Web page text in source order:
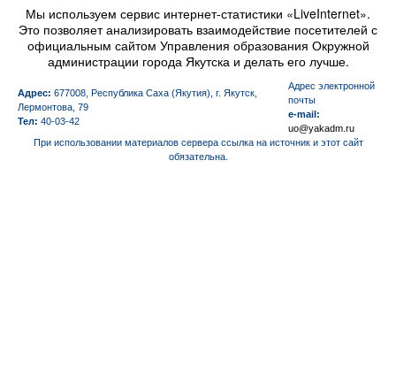
Мы используем сервис интернет-статистики «LiveInternet».
Это позволяет анализировать взаимодействие посетителей с
официальным сайтом Управления образования Окружной
администрации города Якутска и делать его лучше.
Адрес: 677008, Республика Саха (Якутия), г. Якутск,
Лермонтова, 79
Тел: 40-03-42
Aдрес электронной
почты
e-mail:
uo@yakadm.ru
При использовании материалов сервера ссылка на источник и этот сайт
обязательна.